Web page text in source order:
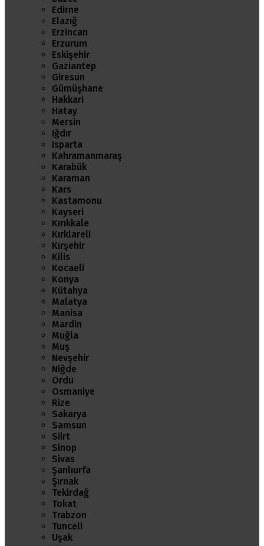
Edirne
Elazığ
Erzincan
Erzurum
Eskişehir
Gaziantep
Giresun
Gümüşhane
Hakkari
Hatay
Mersin
Iğdır
Isparta
Kahramanmaraş
Karabük
Karaman
Kars
Kastamonu
Kayseri
Kırıkkale
Kırklareli
Kırşehir
Kilis
Kocaeli
Konya
Kütahya
Malatya
Manisa
Mardin
Muğla
Muş
Nevşehir
Niğde
Ordu
Osmaniye
Rize
Sakarya
Samsun
Siirt
Sinop
Sivas
Şanlıurfa
Şırnak
Tekirdağ
Tokat
Trabzon
Tunceli
Uşak